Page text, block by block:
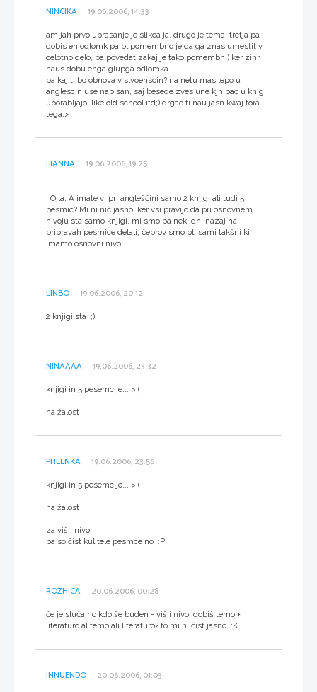
NINCIKA 19.06.2006, 14:33
am jah prvo uprasanje je slikca ja, drugo je tema, tretja pa
dobis en odlomk pa bl pomembno je da ga znas umestit v
celotno delo, pa povedat zakaj je tako pomembn;) ker zihr
naus dobu enga glupga odlomka
pa kaj ti bo obnova v slvoenscin? na netu mas lepo u
anglescin use napisan, saj besede zves une kjh pac u knig
uporabljajo, like old school itd;) drgac ti nau jasn kwaj fora
tega;>
LIANNA 19.06.2006, 19:25
Ojla. A imate vi pri angleščini samo 2 knjigi ali tudi 5
pesmic? Mi ni nič jasno, ker vsi pravijo da pri osnovnem
nivoju sta samo knjigi, mi smo pa neki dni nazaj na
pripravah pesmice delali, čeprov smo bli sami takšni ki
imamo osnovni nivo.
LINBO 19.06.2006, 20:12
2 knjigi sta ;)
NINAAAA 19.06.2006, 23:32
knjigi in 5 pesemc je... >:(
na žalost
PHEENKA 19.06.2006, 23:56
knjigi in 5 pesemc je... >:(
na žalost
za višji nivo
pa so čist kul tele pesmce no :P
ROZHICA 20.06.2006, 00:28
če je slučajno kdo še buden - višji nivo: dobiš temo +
literaturo al temo ali literaturo? to mi ni čist jasno :K
INNUENDO 20.06.2006, 01:03